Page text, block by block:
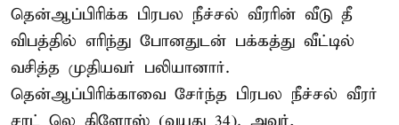
தென்ஆப்பிரிக்க பிரபல நீச்சல் வீரரின் வீடு தீ
விபத்தில் எரிந்து போனதுடன் பக்கத்து வீட்டில்
வசித்த முதியவர் பலியானார்.
தென்ஆப்பிரிக்காவை சேர்ந்த பிரபல நீச்சல் வீரர்